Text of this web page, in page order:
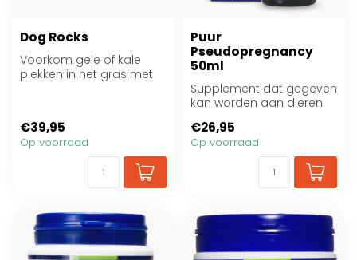
Dog Rocks
Voorkom gele of kale
plekken in het gras met
€39,95
Op voorraad
Puur
Pseudopregnancy
50ml
Supplement dat gegeven
kan worden aan dieren
loopsheid ...
€26,95
Op voorraad